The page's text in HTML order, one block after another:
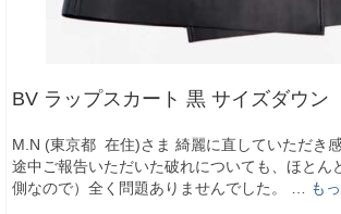
BV ラップスカート 黒 サイズダウン
M.N (東京都 在住)さま 綺麗に直していただき感
途中ご報告いただいた破れについても、ほとん
側なので）全く問題ありませんでした。 …
も